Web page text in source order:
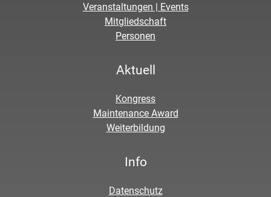
Veranstaltungen | Events
Mitgliedschaft
Personen
Aktuell
Kongress
Maintenance Award
Weiterbildung
Info
Datenschutz